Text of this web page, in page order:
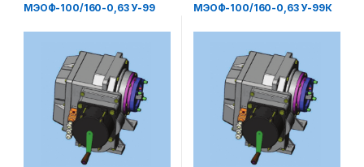
МЭОФ-100/160-0,63 У-99 МЭОФ-100/160-0,63 У-99К